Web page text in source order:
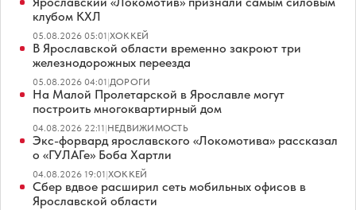
клубом КХЛ
05.08.2026 05:01|ХОККЕЙ
В Ярославской области временно закроют три
железнодорожных переезда
05.08.2026 04:01|ДОРОГИ
На Малой Пролетарской в Ярославле могут
построить многоквартирный дом
04.08.2026 22:11|НЕДВИЖИМОСТЬ
Экс-форвард ярославского «Локомотива» рассказал
о «ГУЛАГе» Боба Хартли
04.08.2026 19:01|ХОККЕЙ
Сбер вдвое расширил сеть мобильных офисов в
Ярославской области